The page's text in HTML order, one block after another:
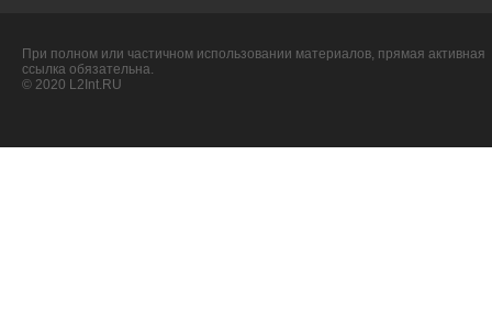
При полном или частичном использовании материалов, прямая активная
ссылка обязательна.
© 2020 L2Int.RU